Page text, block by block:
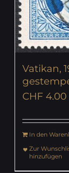
Vatikan,
CHF 4.00
In den
Zur
hinzufügen